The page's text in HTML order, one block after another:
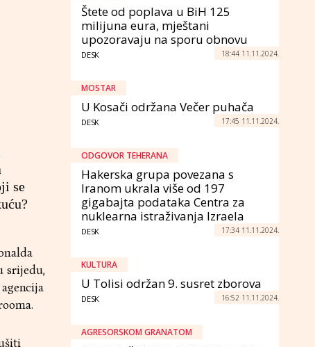
se
srijedu,
Štete od poplava u BiH 125
milijuna eura, mještani
upozoravaju na sporu obnovu
DESK 18:44 11.11.2024.
MOSTAR
U Kosači održana Večer puhača
DESK 17:45 11.11.2024.
ODGOVOR TEHERANA
Hakerska grupa povezana s
Iranom ukrala više od 197
gigabajta podataka Centra za
nuklearna istraživanja Izraela
DESK 17:34 11.11.2024.
KULTURA
U Tolisi održan 9. susret zborova
DESK 16:52 11.11.2024.
AGRESORSKOM GRANATOM